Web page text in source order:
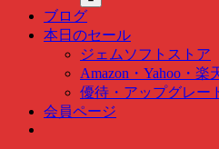
ッ
ク
検
索
…
ブログ
本日のセール
ジェムソフトストア
Amazon・Yahoo・楽
優待・アップグレー
会員ページ